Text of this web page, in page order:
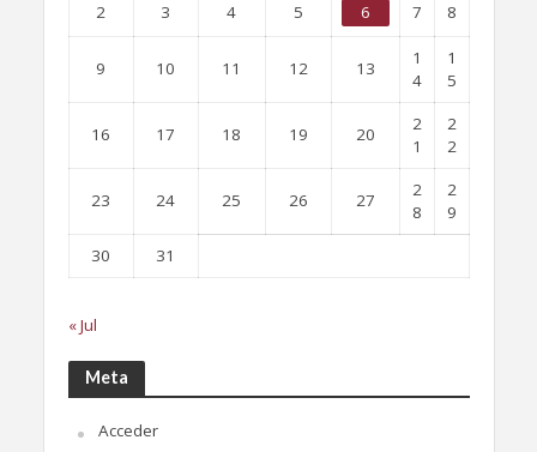
2 3 4 5 6 7 8
9 10 11 12 13
1
4
1
5
16 17 18 19 20
2
1
2
2
23 24 25 26 27
2
8
2
9
30
31
« Jul
Meta
Acceder